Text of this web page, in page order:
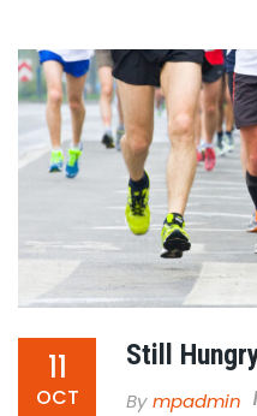
11
OCT
Still
By Mpadmin